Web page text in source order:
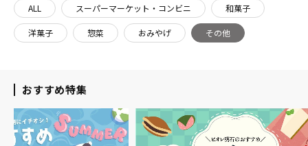
ALL スーパーマーケット・コンビニ 和菓子
洋菓子 惣菜 おみやげ その他
おすすめ特集